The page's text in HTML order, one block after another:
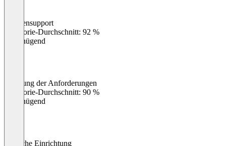
Kundensupport
Kategorie-Durchschnitt: 92 %
Ungenügend
Erfüllung der Anforderungen
Kategorie-Durchschnitt: 90 %
Ungenügend
Einfache Einrichtung